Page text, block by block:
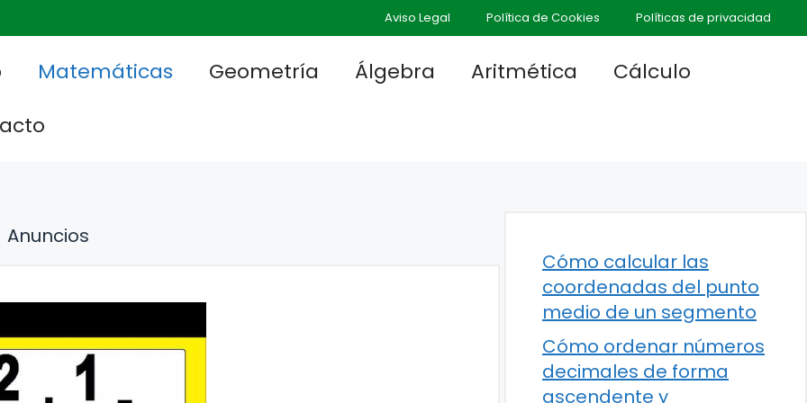
Aviso Legal Política de Cookies Políticas de privacidad
Matemáticas Geometría Álgebra Aritmética
Cálculo
Anuncios
Cómo calcular las
coordenadas del punto
medio de un segmento
Cómo ordenar números
decimales de forma
ascendente y